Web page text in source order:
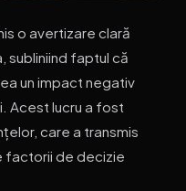
o avertizare clară
subliniind faptul că
un impact negativ
Acest lucru a fost
care a transmis
factorii de decizie